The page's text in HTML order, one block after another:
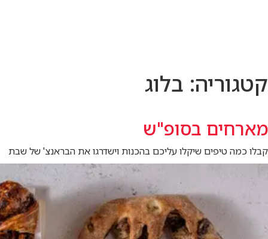
קטגוריה: בלוג
מארחים בסופ"ש
קבלו כמה טיפים שיקלו עליכם בהכנות וישדרגו את הבראנצ' של שבת